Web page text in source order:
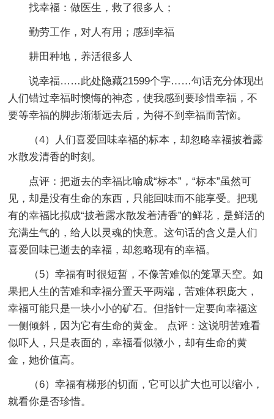
找幸福：做医生，救了很多人；
勤劳工作，对人有用；感到幸福
耕田种地，养活很多人
说幸福……此处隐藏21599个字……句话充分体现出
人们错过幸福时懊悔的神态，使我感到要珍惜幸福，不
要等幸福的脚步渐渐远去后，为得不到幸福而苦恼。
（4）人们喜爱回味幸福的标本，却忽略幸福披着露
水散发清香的时刻。
点评：把逝去的幸福比喻成“标本”，“标本”虽然可
见，却是没有生命的东西，只能回味而不能享受。把现
有的幸福比拟成“披着露水散发着清香”的鲜花，是鲜活的
充满生气的，给人以灵魂的快意。这句话的含义是人们
喜爱回味已逝去的幸福，却忽略现有的幸福。
（5）幸福有时很短暂，不像苦难似的笼罩天空。如
果把人生的苦难和幸福分置天平两端，苦难体积庞大，
幸福可能只是一块小小的矿石。但指针一定要向幸福这
一侧倾斜，因为它有生命的黄金。 点评：这说明苦难看
似吓人，只是表面的，幸福看似微小，却有生命的黄
金，她价值高。
（6）幸福有梯形的切面，它可以扩大也可以缩小，
就看你是否珍惜。